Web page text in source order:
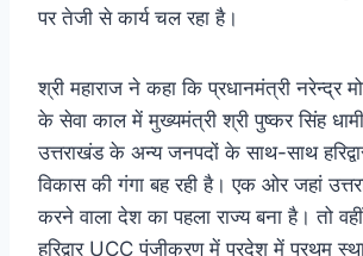
पर तेजी से कार्य चल रहा है।
श्री महाराज ने कहा कि प्रधानमंत्री नरेन्द्र
के सेवा काल में मुख्यमंत्री श्री पुष्कर सिंह
उत्तराखंड के अन्य जनपदों के साथ-साथ
विकास की गंगा बह रही है। एक ओर जहां
करने वाला देश का पहला राज्य बना है। तो
हरिद्वार UCC पंजीकरण में प्रदेश में प्रथम